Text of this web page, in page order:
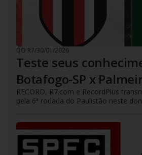
DO R7/30/01/2026
Teste seus
Botafogo-SP x
RECORD, R7.com e RecordPlus
pela 6ª rodada do Paulistão neste